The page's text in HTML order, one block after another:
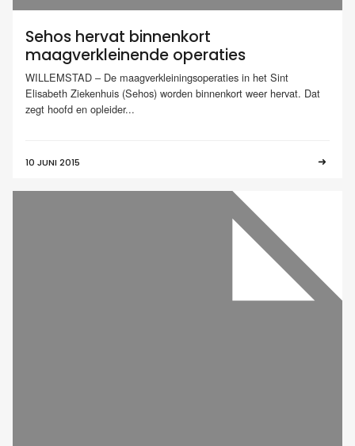
Sehos hervat binnenkort
maagverkleinende operaties
WILLEMSTAD – De maagverkleiningsoperaties in het Sint
Elisabeth Ziekenhuis (Sehos) worden binnenkort weer hervat. Dat
zegt hoofd en opleider...
10 JUNI 2015